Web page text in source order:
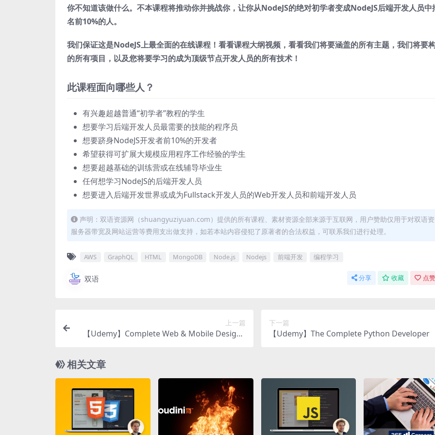
你不知道该做什么。不本课程将推动你并挑战你，让你从NodeJS的绝对初学者变成NodeJS后端开发人员中
名前10%的人。
我们保证这是NodeJS上最全面的在线课程！看看课程大纲视频，看看我们将要涵盖的所有主题，我们将要
的所有项目，以及您将要学习的成为顶级节点开发人员的所有技术！
此课程面向哪些人？
有兴趣超越普通“初学者”教程的学生
想要学习后端开发人员最需要的技能的程序员
想要跻身NodeJS开发者前10%的开发者
希望获得可扩展大规模应用程序工作经验的学生
想要超越基础的训练营或在线辅导毕业生
任何想学习NodeJS的后端开发人员
想要进入后端开发世界或成为Fullstack开发人员的Web开发人员和前端开发人员
声明：双语资源网（shuangyuziyuan.com）提供的所有课程、素材资源全部来源于互联网，用户赞助仅用于对双语
服务器带宽及网站运营等费用支出做支持，如若本站内容侵犯了原著者的合法权益，可联系我们进行处理。
AWS GraphQL HTML MongoDB Node.js Nodejs 前端开发 编程学习
双语 分享 收藏 点
上一篇
【Udemy】Complete Web & Mobile Designe
下一篇
【Udemy】The Complete Python Developer
相关文章